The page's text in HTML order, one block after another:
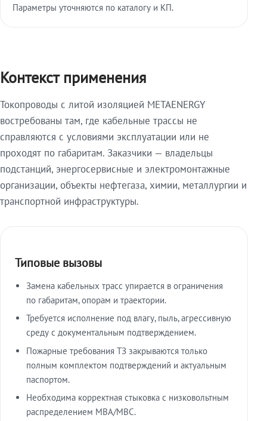
Параметры уточняются по каталогу и КП.
Контекст применения
Токопроводы с литой изоляцией METAENERGY
востребованы там, где кабельные трассы не
справляются с условиями эксплуатации или не
проходят по габаритам. Заказчики — владельцы
подстанций, энергосервисные и электромонтажные
организации, объекты нефтегаза, химии, металлургии и
транспортной инфраструктуры.
Типовые вызовы
Замена кабельных трасс упирается в ограничения
по габаритам, опорам и траектории.
Требуется исполнение под влагу, пыль, агрессивную
среду с документальным подтверждением.
Пожарные требования ТЗ закрываются только
полным комплектом подтверждений и актуальным
паспортом.
Необходима корректная стыковка с низковольтным
распределением МВА/МВС.